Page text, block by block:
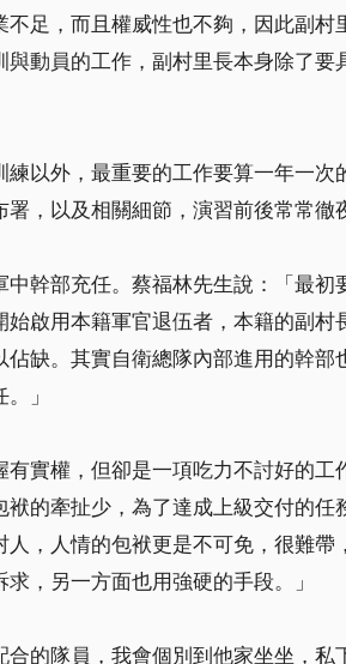
足，而且權威性也不夠，因此副
動員的工作，副村里長本身除了
以外，最重要的工作要算一年一
，以及相關細節，演習前後常常徹
幹部充任。蔡福林先生說：「最
啟用本籍軍官退伍者，本籍的副
缺。其實自衛總隊內部進用的幹
」
實權，但卻是一項吃力不討好的
的牽扯少，為了達成上級交付的
，人情的包袱更是不可免，很難
，另一方面也用強硬的手段。」
的隊員，我會個別到他家坐坐，